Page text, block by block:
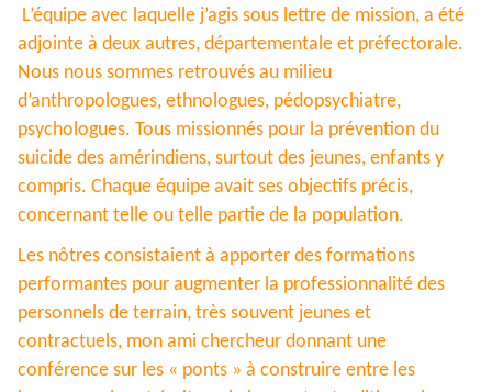
L’équipe avec laquelle j’agis sous lettre de mission, a été
adjointe à deux autres, départementale et préfectorale.
Nous nous sommes retrouvés au milieu
d’anthropologues, ethnologues, pédopsychiatre,
psychologues. Tous missionnés pour la prévention du
suicide des amérindiens, surtout des jeunes, enfants y
compris. Chaque équipe avait ses objectifs précis,
concernant telle ou telle partie de la population.
Les nôtres consistaient à apporter des formations
performantes pour augmenter la professionnalité des
personnels de terrain, très souvent jeunes et
contractuels, mon ami chercheur donnant une
conférence sur les « ponts » à construire entre les